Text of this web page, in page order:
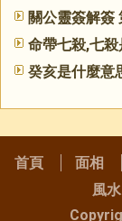
關公靈簽解簽
命帶七殺,七
癸亥是什麼意
首頁 面相
風水